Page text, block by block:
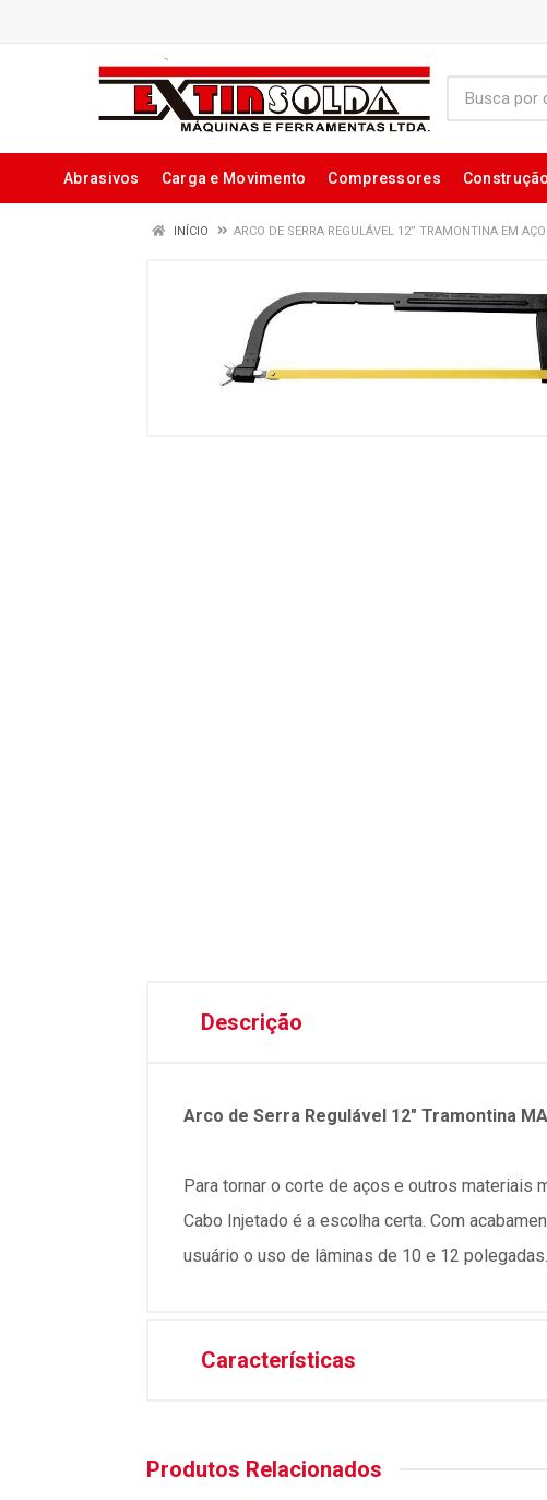
Abrasivos Carga e Movimento Compressores
INÍCIO ARCO DE SERRA REGULÁVEL 12” TRAMONTINA EM
Descrição
Arco de Serra Regulável 12" Tramontina
Para tornar o corte de aços e outros materiais
Cabo Injetado é a escolha certa. Com
usuário o uso de lâminas de 10 e 12 polegadas.
Características
Produtos Relacionados